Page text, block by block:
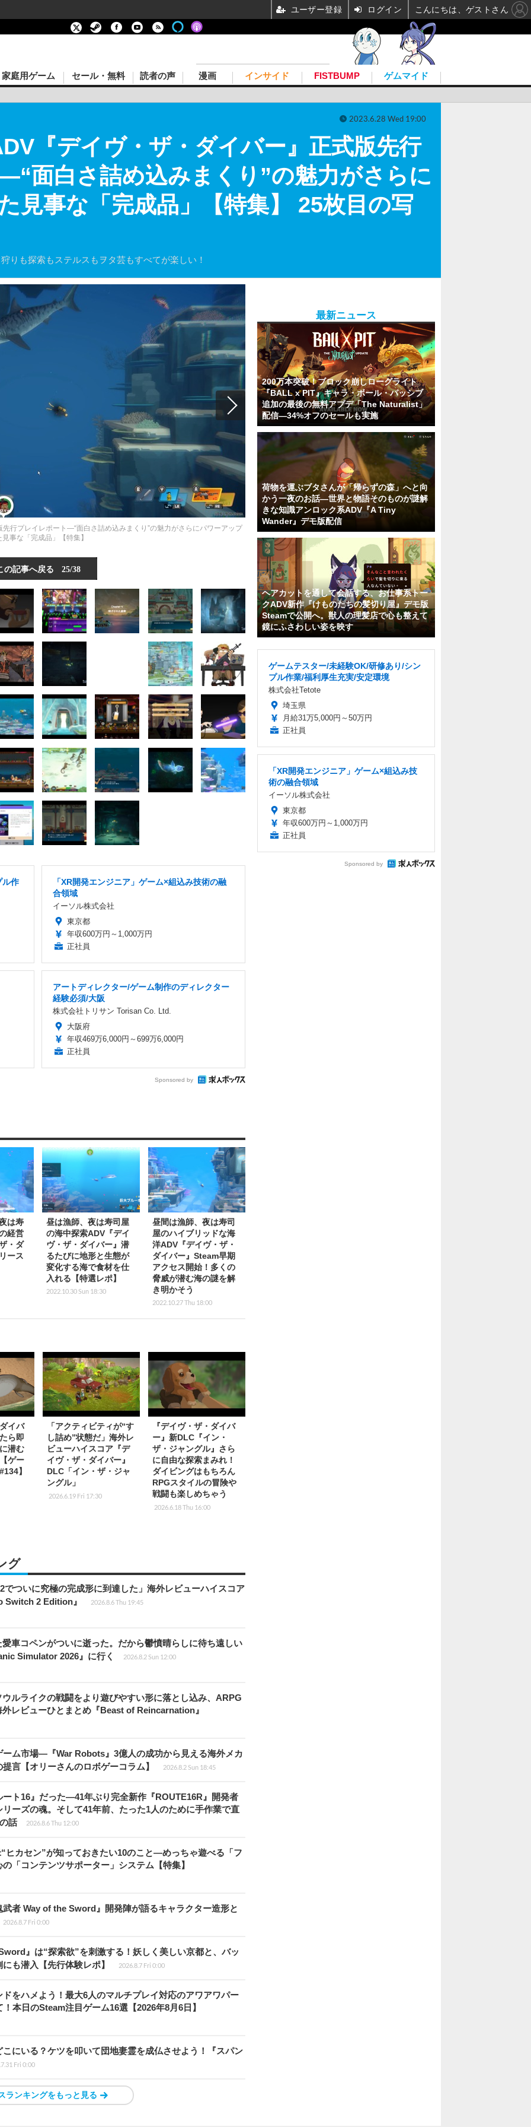
家庭用ゲーム セール・無料 読者の声 漫画 インサイド FISTBUMP ゲムマイド
『デイヴ・ザ・ダイバー』正式版先行
面白さ詰め込みまくり”の魅力がさらに
見事な「完成品」【特集】 25枚目の写
りも探索もステルスもヲタ芸もすべてが楽しい！
2023.6.28 Wed 19:00
行プレイレポート―“面白さ詰め込みまくり”の魅力がさらにパワーアップ
見事な「完成品」【特集】
の記事へ戻る 25/38
ル作
「XR開発エンジニア」ゲーム×組込み技術の融
合領域
イーソル株式会社
東京都
年収600万円～1,000万円
正社員
アートディレクター/ゲーム制作のディレクター
経験必須/大阪
株式会社トリサン Torisan Co. Ltd.
大阪府
年収469万6,000円～699万6,000円
正社員
Sponsored by
は寿
経営
・ダ
ース
昼は漁師、夜は寿司屋
の海中探索ADV『デイ
ヴ・ザ・ダイバー』潜
るたびに地形と生態が
変化する海で食材を仕
入れる【特選レポ】
2022.10.30 Sun 18:30
昼間は漁師、夜は寿司
屋のハイブリッドな海
洋ADV『デイヴ・ザ・
ダイバー』Steam早期
アクセス開始！多くの
脅威が潜む海の謎を解
き明かそう
2022.10.27 Thu 18:00
イバ
ら即
潜む
ゲー
】
「アクティビティが“す
し詰め”状態だ」海外レ
ビューハイスコア『デ
イヴ・ザ・ダイバー』
DLC「イン・ザ・ジャ
ングル」
2026.6.19 Fri 17:30
『デイヴ・ザ・ダイバ
ー』新DLC『イン・
ザ・ジャングル』さら
に自由な探索まみれ！
ダイビングはもちろん
RPGスタイルの冒険や
戦闘も楽しめちゃう
2026.6.18 Thu 16:00
グ
でついに究極の完成形に到達した」海外レビューハイスコア
Switch 2 Edition』
2026.8.6 Thu 19:45
車コペンがついに逝った。だから鬱憤晴らしに待ち遠しい
Simulator 2026』に行く
2026.8.2 Sun 12:00
ルライクの戦闘をより遊びやすい形に落とし込み、ARPG
レビューひとまとめ『Beast of Reincarnation』
ム市場―『War Robots』3億人の成功から見える海外メカ
言【オリーさんのロボゲーコラム】
2026.8.2 Sun 18:45
ト16』だった―41年ぶり完全新作『ROUTE16R』開発者
ーズの魂。そして41年前、たった1人のために手作業で直
話
2026.8.6 Thu 12:00
ヒカセン”が知っておきたい10のこと―めっちゃ遊べる「フ
「コンテンツサポーター」システム【特集】
者 Way of the Sword』開発陣が語るキャラクター造形と
2026.8.7 Fri 0:00
』は“探索欲”を刺激する！妖しく美しい京都と、バッ
も潜入【先行体験レポ】
2026.8.7 Fri 0:00
をハメよう！最大6人のマルチプレイ対応のアワアワパー
本日のSteam注目ゲーム16選【2026年8月6日】
にいる？ケツを叩いて団地妻霊を成仏させよう！『スパン
Fri 0:00
ランキングをもっと見る
最新ニュース
200万本突破！ブロック崩しローグライト
『BALL x PIT』キャラ・ボール・パッシブ
追加の最後の無料アプデ「The Naturalist」
配信―34%オフのセールも実施
荷物を運ぶブタさんが「帰らずの森」へと向
かう一夜のお話―世界と物語そのものが謎解
きな知識アンロック系ADV『A Tiny
Wander』デモ版配信
ヘアカットを通して会話する、お仕事系トー
クADV新作『けものたちの髪切り屋』デモ版
Steamで公開へ。獣人の理髪店で心も整えて
鏡にふさわしい姿を映す
ゲームテスター/未経験OK/研修あり/シン
プル作業/福利厚生充実/安定環境
株式会社Tetote
埼玉県
月給31万5,000円～50万円
正社員
「XR開発エンジニア」ゲーム×組込み技
術の融合領域
イーソル株式会社
東京都
年収600万円～1,000万円
正社員
Sponsored by
ユーザー登録 ログイン こんにちは、ゲストさん